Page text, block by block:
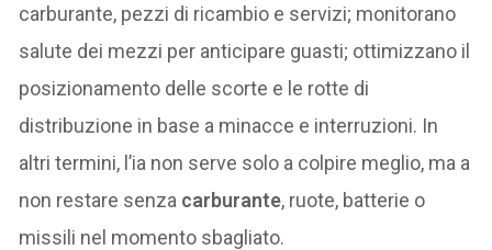
carburante, pezzi di ricambio e servizi; monitorano
salute dei mezzi per anticipare guasti; ottimizzano il
posizionamento delle scorte e le rotte di
distribuzione in base a minacce e interruzioni. In
altri termini, l’ia non serve solo a colpire meglio, ma a
non restare senza carburante, ruote, batterie o
missili nel momento sbagliato.